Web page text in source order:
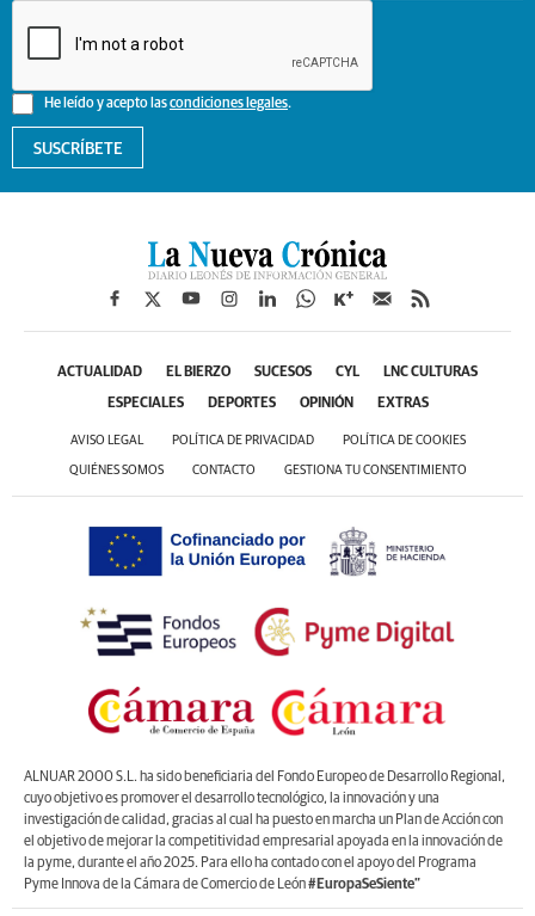
He leído y acepto lascondiciones legales.
SUSCRÍBETE
ACTUALIDAD EL BIERZO SUCESOS CYL LNC CULTURAS
ESPECIALES DEPORTES OPINIÓN EXTRAS
AVISO LEGAL POLÍTICA DE PRIVACIDAD POLÍTICA DE COOKIES
QUIÉNES SOMOS CONTACTO GESTIONA TU CONSENTIMIENTO
ALNUAR 2000 S.L. ha sido beneficiaria del Fondo Europeo de Desarrollo Regional,
cuyo objetivo es promover el desarrollo tecnológico, la innovación y una
investigación de calidad, gracias al cual ha puesto en marcha un Plan de Acción con
el objetivo de mejorar la competitividad empresarial apoyada en la innovación de
la pyme, durante el año 2025. Para ello ha contado con el apoyo del Programa
Pyme Innova de la Cámara de Comercio de León#EuropaSeSiente”